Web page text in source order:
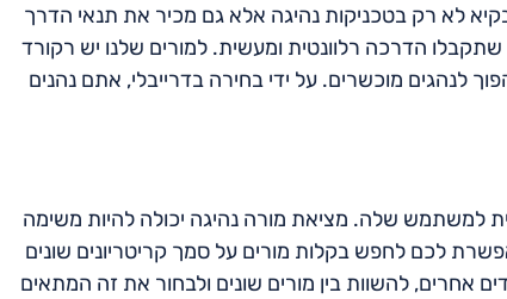
לא רק בטכניקות נהיגה אלא גם מכיר את תנאי הדרך
שתקבלו הדרכה רלוונטית ומעשית. למורים שלנו יש רקורד
לנהגים מוכשרים. על ידי בחירה בדרייבלי, אתם נהנים
למשתמש שלה. מציאת מורה נהיגה יכולה להיות משימה
לכם לחפש בקלות מורים על סמך קריטריונים שונים
אחרים, להשוות בין מורים שונים ולבחור את זה המתאים